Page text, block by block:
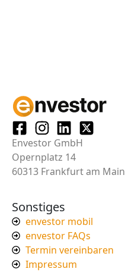
Envestor GmbH
Opernplatz 14
60313 Frankfurt am Main
Sonstiges
envestor mobil
envestor FAQs
Termin vereinbaren
Impressum